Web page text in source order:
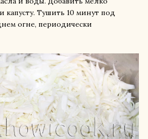
капусту. Тушить 10 минут под
огне, периодически